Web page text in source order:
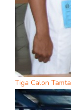
Tiga Calon